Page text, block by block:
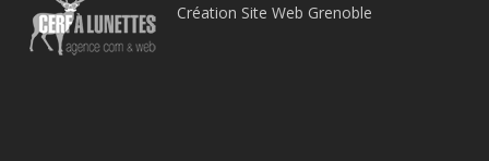
Création Site Web Grenoble